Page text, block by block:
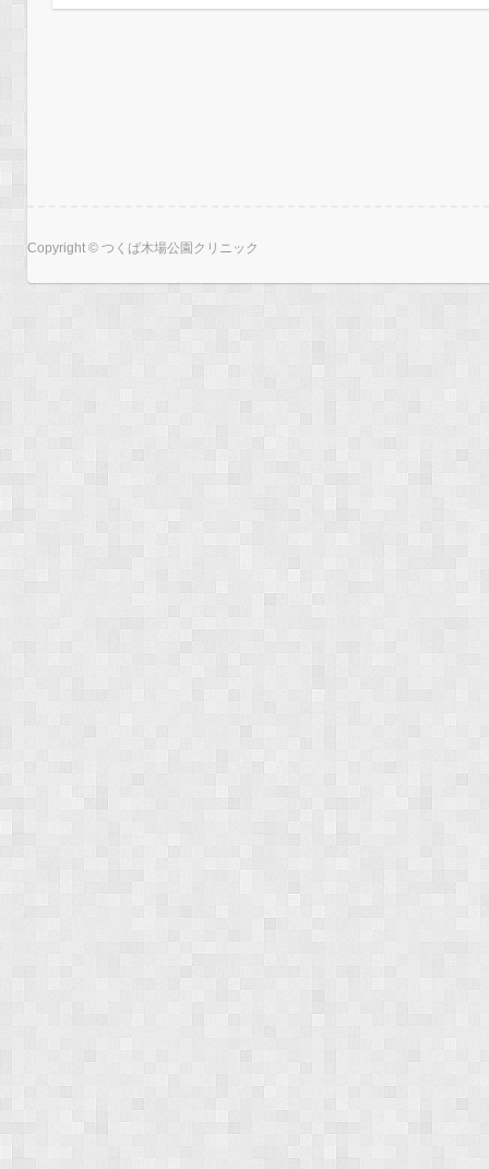
Copyright © つくば木場公園クリニック